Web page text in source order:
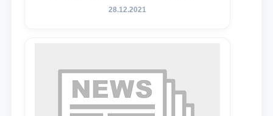
конференция магистрантов
28.12.2021